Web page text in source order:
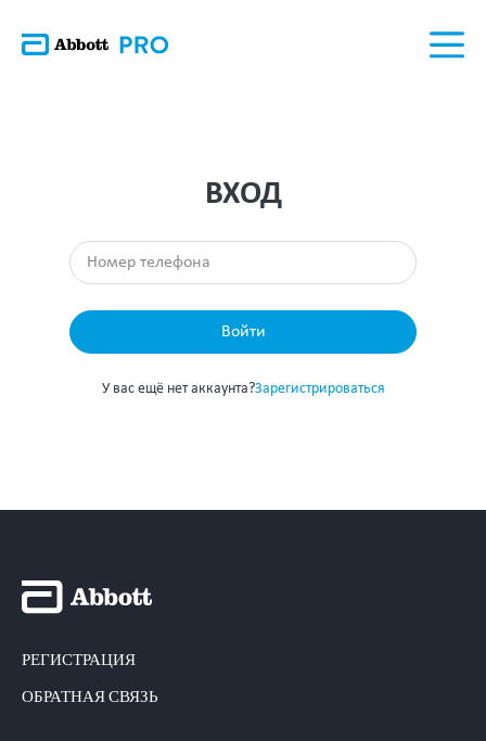
ВХОД
Войти
У вас ещё нет аккаунта?Зарегистрироваться
РЕГИСТРАЦИЯ
ОБРАТНАЯ СВЯЗЬ